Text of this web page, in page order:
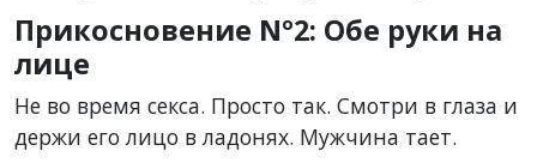
Прикосновение Nº2: Обе руки на
лице
Не во время секса. Просто так. Смотри в глаза и
держи его лицо в ладонях. Мужчина тает.